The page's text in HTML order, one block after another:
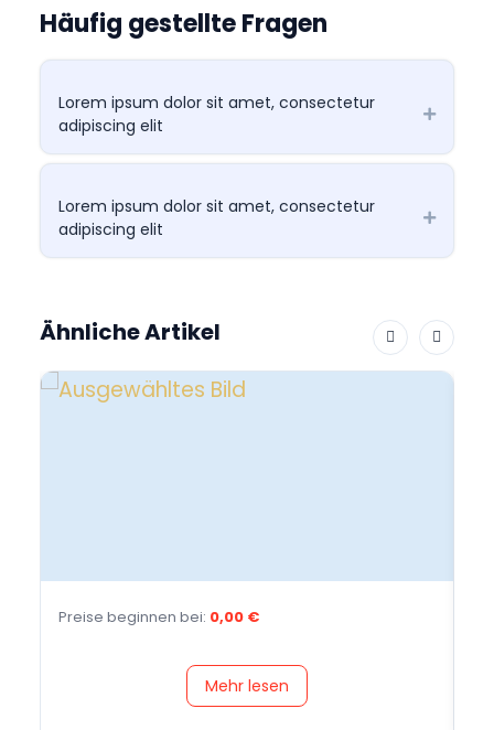
Häufig gestellte Fragen
Lorem ipsum dolor sit amet, consectetur
adipiscing elit
Lorem ipsum dolor sit amet, consectetur
adipiscing elit
Ähnliche Artikel
Preise beginnen bei: 0,00 €
Mehr lesen